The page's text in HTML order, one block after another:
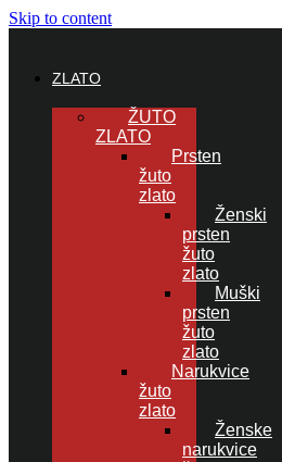
Skip to content
ZLATO
ŽUTO
ZLATO
Prsten
žuto
zlato
Ženski
prsten
žuto
zlato
Muški
prsten
žuto
zlato
Narukvice
žuto
zlato
Ženske
narukvice